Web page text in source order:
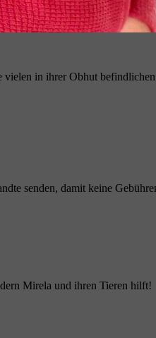
in ihrer Obhut
senden, damit keine
Mirela und ihren Tieren hilft!